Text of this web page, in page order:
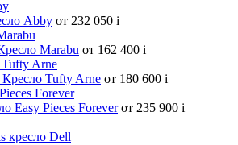
Abby от 232 050 i
Marabu от 162 400 i
Кресло Tufty Arne от 180 600 i
Easy Pieces Forever от 235 900 i
кресло Dell